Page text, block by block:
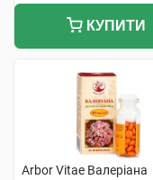
КУПИТИ
Arbor Vitae Валеріана